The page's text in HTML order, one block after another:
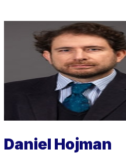
Daniel Hojman